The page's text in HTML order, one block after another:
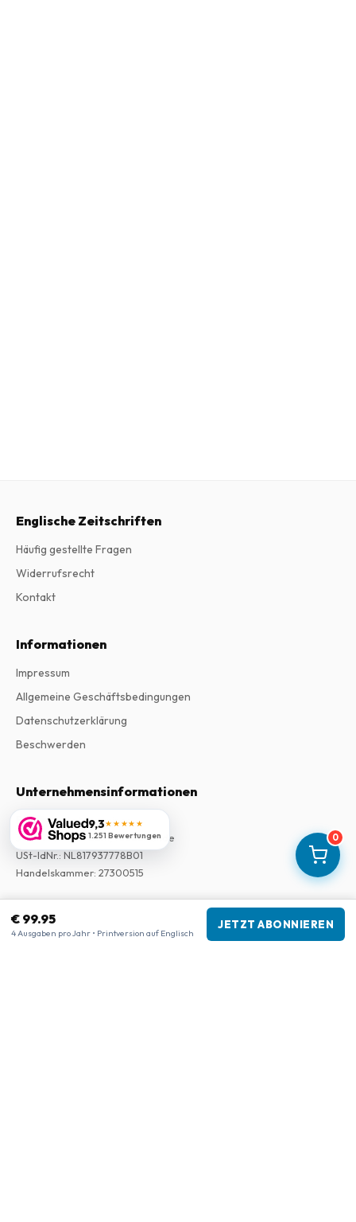
0
€ 99.95
4 Ausgaben pro Jahr • Printversion auf Englisch
JETZT ABONNIEREN
9,3★★★★★
1.251 Bewertungen
Englische Zeitschriften
Häufig gestellte Fragen
Widerrufsrecht
Kontakt
Informationen
Impressum
Allgemeine Geschäftsbedingungen
Datenschutzerklärung
Beschwerden
Unternehmensinformationen
Firma : Maja Magazines
3043 PR Rotterdam, Niederlande
USt-IdNr.: NL817937778B01
Handelskammer: 27300515
Unsere Shops
www.tijdschriftenzo.nl